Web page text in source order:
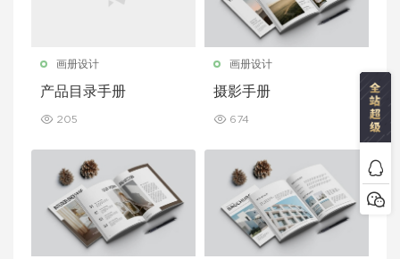
画册设计
产品目录手册
205
画册设计
摄影手册
674